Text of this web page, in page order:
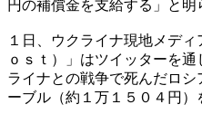
円の補償金を支給する」と明
１日、ウクライナ現地メデ
ｏｓｔ）」はツイッターを
ライナとの戦争で死んだロ
ーブル（約１万１５０４円）